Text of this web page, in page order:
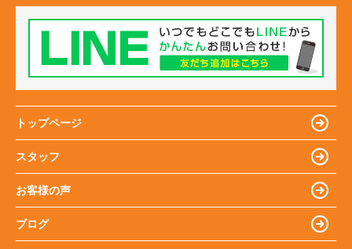
トップページ
スタッフ
お客様の声
ブログ